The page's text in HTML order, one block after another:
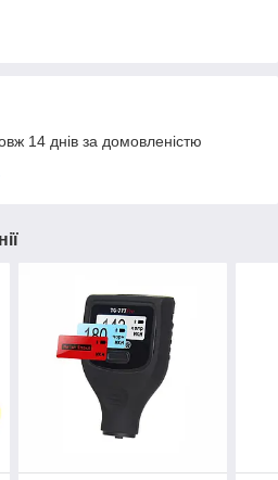
14 днів за домовленістю